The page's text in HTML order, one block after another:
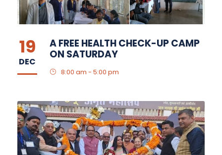
19
DEC
A FREE HEALTH CHECK-UP CAMP
ON SATURDAY
8:00 am - 5:00 pm